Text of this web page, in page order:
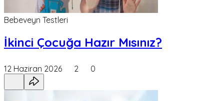
Bebeveyn Testleri
İkinci Çocuğa Hazır Mısınız?
12 Haziran 2026 2 0